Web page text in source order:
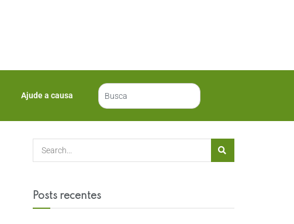
Ajude a causa
Posts recentes